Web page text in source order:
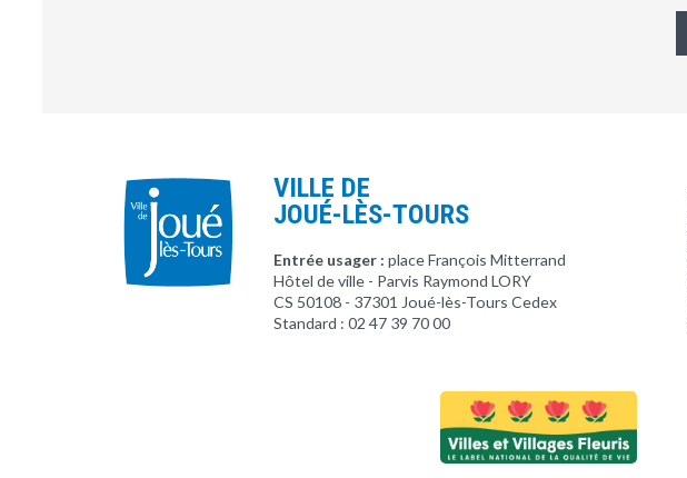
VILLE DE
JOUÉ-LÈS-TOURS
Entrée usager : place François Mitterrand
Hôtel de ville - Parvis Raymond LORY
CS 50108 - 37301 Joué-lès-Tours Cedex
Standard : 02 47 39 70 00